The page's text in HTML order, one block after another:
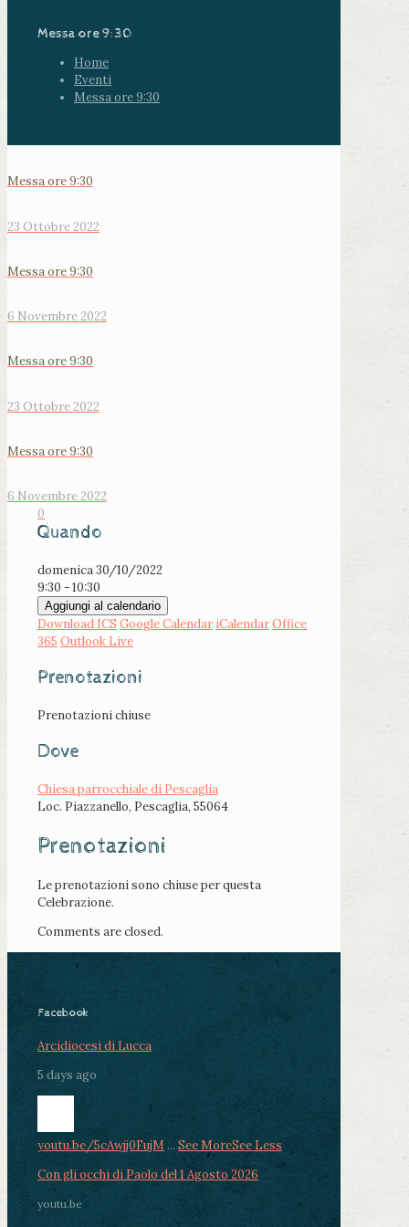
Messa ore 9:30
Home
Eventi
Messa ore 9:30
Messa ore 9:30
23 Ottobre 2022
Messa ore 9:30
6 Novembre 2022
Messa ore 9:30
23 Ottobre 2022
Messa ore 9:30
6 Novembre 2022
0
Quando
domenica 30/10/2022
9:30 - 10:30
Aggiungi al calendario
Download ICS Google Calendar iCalendarOffice
365 Outlook Live
Prenotazioni
Prenotazioni chiuse
Dove
Chiesa parrocchiale di Pescaglia
Loc. Piazzanello, Pescaglia, 55064
Prenotazioni
Le prenotazioni sono chiuse per questa
Celebrazione.
Comments are closed.
Facebook
Arcidiocesi di Lucca
5 days ago
youtu.be/5cAwjj0FujM ... See MoreSee Less
Con gli occhi di Paolo del 1 Agosto 2026
youtu.be